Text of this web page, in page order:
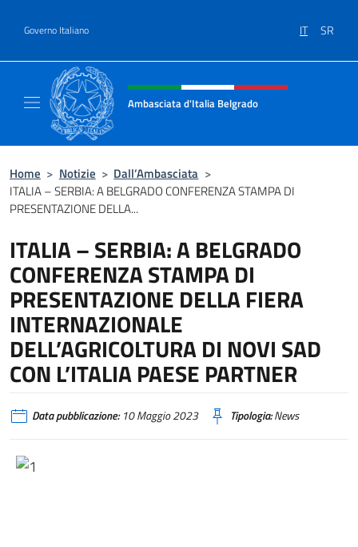
Governo Italiano IT SR
Intestazione sito, social e menù
Ambasciata d'Italia Belgrado
Home > Notizie > Dall’Ambasciata >
ITALIA – SERBIA: A BELGRADO CONFERENZA STAMPA DI
PRESENTAZIONE DELLA...
ITALIA – SERBIA: A BELGRADO
CONFERENZA STAMPA DI
PRESENTAZIONE DELLA FIERA
INTERNAZIONALE
DELL’AGRICOLTURA DI NOVI SAD
CON L’ITALIA PAESE PARTNER
Data pubblicazione:10 Maggio 2023 Tipologia:News